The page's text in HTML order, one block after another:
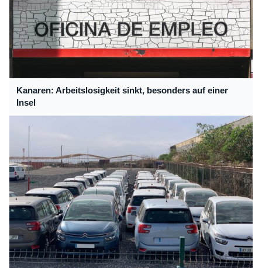
Kanaren: Arbeitslosigkeit sinkt, besonders auf einer
Insel